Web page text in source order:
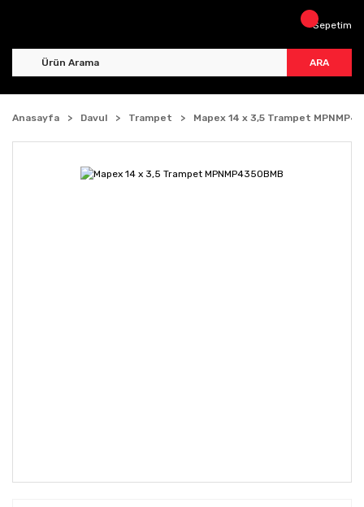
ARA
Sepetim
Anasayfa Davul Trampet Mapex 14 x 3,5 Trampet